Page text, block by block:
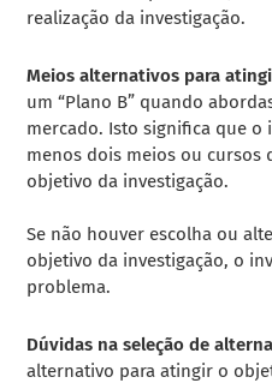
realização da investigação.
Meios alternativos para
um “Plano B” quando
mercado. Isto significa que o
menos dois meios ou cursos
objetivo da investigação.
Se não houver escolha ou
objetivo da investigação, o
problema.
Dúvidas na seleção de
alternativo para atingir o